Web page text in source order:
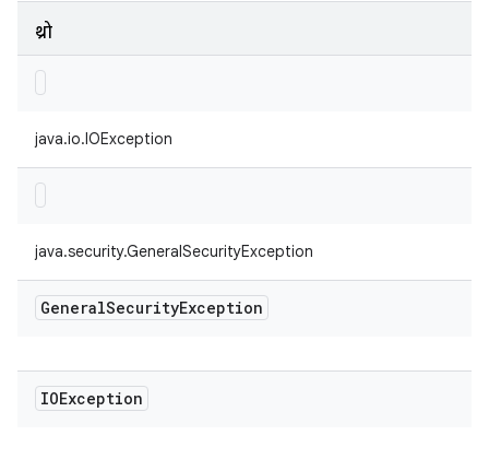
थ्रो
java.io.IOException
java.security.GeneralSecurityException
GeneralSecurityException
IOException